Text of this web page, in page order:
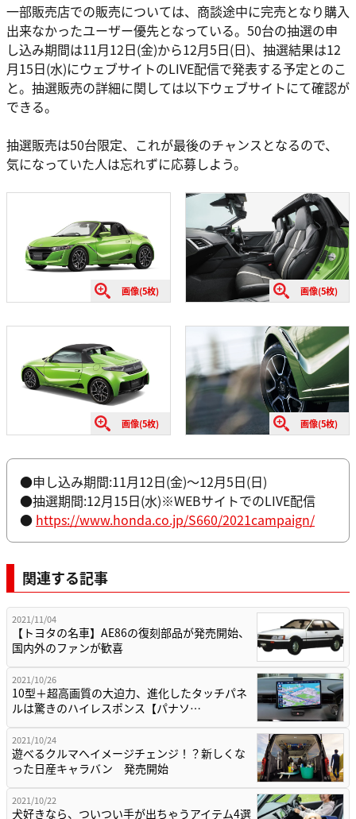
一部販売店での販売については、商談途中に完売となり購入
出来なかったユーザー優先となっている。50台の抽選の申
し込み期間は11月12日(金)から12月5日(日)、抽選結果は12
月15日(水)にウェブサイトのLIVE配信で発表する予定とのこ
と。抽選販売の詳細に関しては以下ウェブサイトにて確認が
できる。
抽選販売は50台限定、これが最後のチャンスとなるので、
気になっていた人は忘れずに応募しよう。
画像(5枚) 画像(5枚)
画像(5枚) 画像(5枚)
●申し込み期間:11月12日(金)～12月5日(日)
●抽選期間:12月15日(水)※WEBサイトでのLIVE配信
● https://www.honda.co.jp/S660/2021campaign/
関連する記事
2021/11/04
【トヨタの名車】AE86の復刻部品が発売開始、
国内外のファンが歓喜
2021/10/26
10型＋超高画質の大迫力、進化したタッチパネ
ルは驚きのハイレスポンス【パナソ…
2021/10/24
遊べるクルマへイメージチェンジ！？新しくな
った日産キャラバン 発売開始
2021/10/22
犬好きなら、ついつい手が出ちゃうアイテム4選